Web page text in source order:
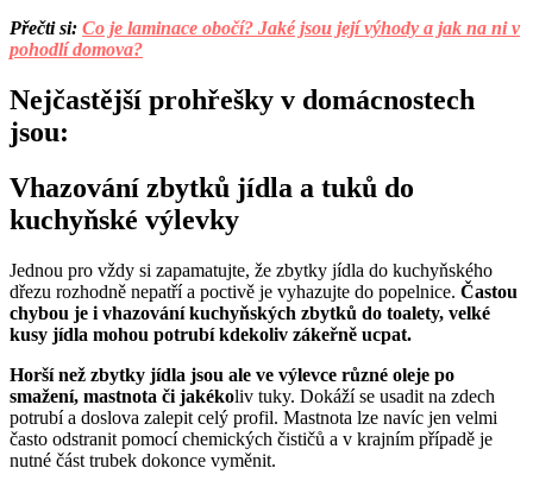
Přečti si: Co je laminace obočí? Jaké jsou její výhody a jak na ni v
pohodlí domova?
Nejčastější prohřešky v domácnostech
jsou:
Vhazování zbytků jídla a tuků do
kuchyňské výlevky
Jednou pro vždy si zapamatujte, že zbytky jídla do kuchyňského
dřezu rozhodně nepatří a poctivě je vyhazujte do popelnice. Častou
chybou je i vhazování kuchyňských zbytků do toalety, velké
kusy jídla mohou potrubí kdekoliv zákeřně ucpat.
Horší než zbytky jídla jsou ale ve výlevce různé oleje po
smažení, mastnota či jakékoliv tuky. Dokáží se usadit na zdech
potrubí a doslova zalepit celý profil. Mastnota lze navíc jen velmi
často odstranit pomocí chemických čističů a v krajním případě je
nutné část trubek dokonce vyměnit.